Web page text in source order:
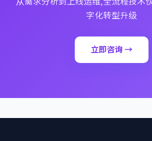
字化转型升级
立即咨询 →